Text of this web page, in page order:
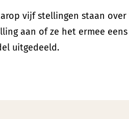
vijf stellingen staan over
aan of ze het ermee
uitgedeeld.